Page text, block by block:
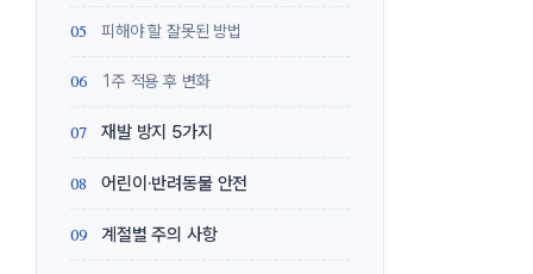
피해야 할 잘못된 방법
1주 적용 후 변화
재발 방지 5가지
어린이·반려동물 안전
계절별 주의 사항